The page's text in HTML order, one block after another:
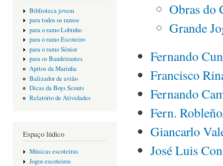
Biblioteca jovem
para todos os ramos
para o ramo Lobinho
para o ramo Escoteiro
para o ramo Sênior
para os Bandeirantes
Apitos da Marinha
Balizador de avião
Dicas da Boys Scouts
Relatório de Atividades
Espaço lúdico
Músicas escoteiras
Jogos escoteiros
Obras do
Grande
Fernando
Francisco
Fernando
Fern.
Giancarlo
José Luis